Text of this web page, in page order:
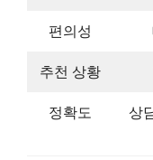
편의성
추천 상황
정확도 상